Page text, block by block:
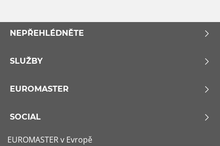
NEPŘEHLÉDNĚTE
SLUŽBY
EUROMASTER
SOCIAL
EUROMASTER v Evropě